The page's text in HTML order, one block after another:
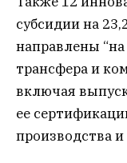
субсидии на
направлены
трансфера и
включая
ее
производства